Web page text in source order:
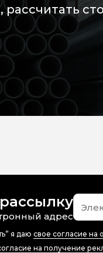
адрес
я даю свое согласие на
на получение